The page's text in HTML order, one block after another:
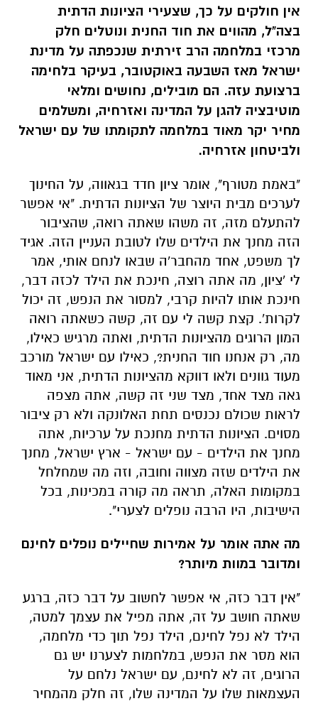
אין חולקים על כך, שצעירי הציונות הדתית
בצה"ל, מהווים את חוד החנית ונוטלים חלק
מרכזי במלחמה הרב זירתית שנכפתה על מדינת
ישראל מאז השבעה באוקטובר, בעיקר בלחימה
ברצועת עזה. הם מובילים, נחושים ומלאי
מוטיבציה להגן על המדינה ואזרחיה, ומשלמים
מחיר יקר מאוד במלחמה לתקומתו של עם ישראל
ולביטחון אזרחיה.
"באמת מטורף", אומר ציון חדד בגאווה, על החינוך
לערכים מבית היוצר של הציונות הדתית. "אי אפשר
להתעלם מזה, זה משהו שאתה רואה, שהציבור
הזה מחנך את הילדים שלו לטובת העניין הזה. אגיד
לך משפט, אחד מהחבר'ה שבאו לנחם אותי, אמר
לי 'ציון, מה אתה רוצה, חינכת את הילד לכזה דבר,
חינכת אותו להיות קרבי, למסור את הנפש, זה יכול
לקרות'. קצת קשה לי עם זה, קשה כשאתה רואה
המון הרוגים מהציונות הדתית, ואתה מרגיש כאילו,
מה, רק אנחנו חוד החנית?, כאילו עם ישראל מורכב
מעוד גוונים ולאו דווקא מהציונות הדתית, אני מאוד
גאה מצד אחד, מצד שני זה קשה, אתה מצפה
לראות שכולם נכנסים תחת האלונקה ולא רק ציבור
מסוים. הציונות הדתית מחנכת על ערכיות, אתה
מחנך את הילדים - עם ישראל - ארץ ישראל, מחנך
את הילדים שזה מצווה וחובה, וזה מה שמחלחל
במקומות האלה, תראה מה קורה במכינות, בכל
הישיבות, היו הרבה נופלים לצערי".
מה אתה אומר על אמירות שחיילים נופלים לחינם
ומדובר במוות מיותר?
"אין דבר כזה, אי אפשר לחשוב על דבר כזה, ברגע
שאתה חושב על זה, אתה מפיל את עצמך למטה,
הילד לא נפל לחינם, הילד נפל תוך כדי מלחמה,
הוא מסר את הנפש, במלחמות לצערנו יש גם
הרוגים, זה לא לחינם, עם ישראל נלחם על
העצמאות שלו על המדינה שלו, זה חלק מהמחיר